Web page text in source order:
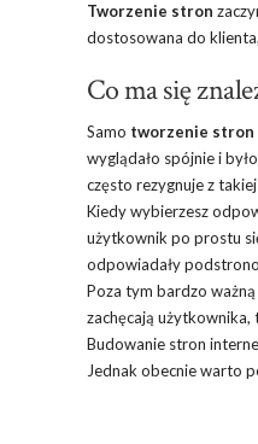
Tworzenie stron
dostosowana do
Co ma się
Samo tworzenie stron
wyglądało spójnie i
często rezygnuje z
Kiedy wybierzesz
użytkownik po prostu
odpowiadały
Poza tym bardzo
zachęcają
Budowanie stron
Jednak obecnie warto